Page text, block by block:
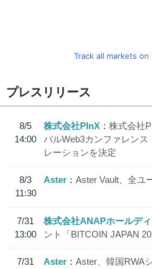
Track all markets on
プレスリリース
8/5
14:00
株式会社PlnX
株式会社
バルWeb3カンファレンス
レーションを決定
8/3
11:30
Aster Aster Vault、全ユ
7/31
13:00
株式会社ANAPホールデ
ント「BITCOIN JAPAN
7/31
Aster
Aster、韓国RWA